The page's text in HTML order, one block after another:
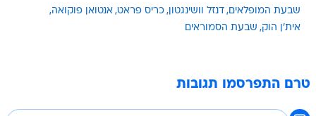
שבעת המופלאים דנזל וושינגטון כריס פראט אנטואן פוקואה
אית'ן הוק שבעת הסמוראים
טרם התפרסמו תגובות